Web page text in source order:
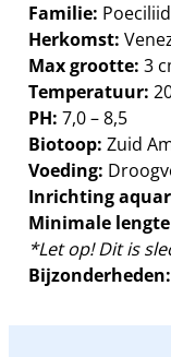
Familie:
Herkomst:
Max grootte: 3
Temperatuur:
PH: 7,0 – 8,5
Biotoop: Zuid
Voeding:
Inrichting
Minimale
*Let op! Dit is
Bijzonderheden: